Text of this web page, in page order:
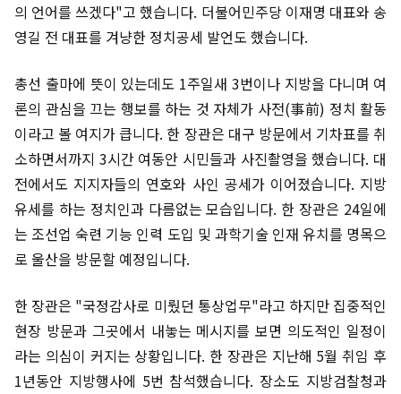
의 언어를 쓰겠다"고 했습니다. 더불어민주당 이재명 대표와 송
영길 전 대표를 겨냥한 정치공세 발언도 했습니다.
총선 출마에 뜻이 있는데도 1주일새 3번이나 지방을 다니며 여
론의 관심을 끄는 행보를 하는 것 자체가 사전(事前) 정치 활동
이라고 볼 여지가 큽니다. 한 장관은 대구 방문에서 기차표를 취
소하면서까지 3시간 여동안 시민들과 사진촬영을 했습니다. 대
전에서도 지지자들의 연호와 사인 공세가 이어졌습니다. 지방
유세를 하는 정치인과 다름없는 모습입니다. 한 장관은 24일에
는 조선업 숙련 기능 인력 도입 및 과학기술 인재 유치를 명목으
로 울산을 방문할 예정입니다.
한 장관은 "국정감사로 미뤘던 통상업무"라고 하지만 집중적인
현장 방문과 그곳에서 내놓는 메시지를 보면 의도적인 일정이
라는 의심이 커지는 상황입니다. 한 장관은 지난해 5월 취임 후
1년동안 지방행사에 5번 참석했습니다. 장소도 지방검찰청과